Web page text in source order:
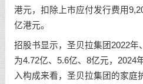
港元，扣除上市应付发行费用
亿港元。
招股书显示，圣贝拉集团2022年
为4.72亿、5.6亿、8亿元，2024
入构成来看，圣贝拉集团的家庭